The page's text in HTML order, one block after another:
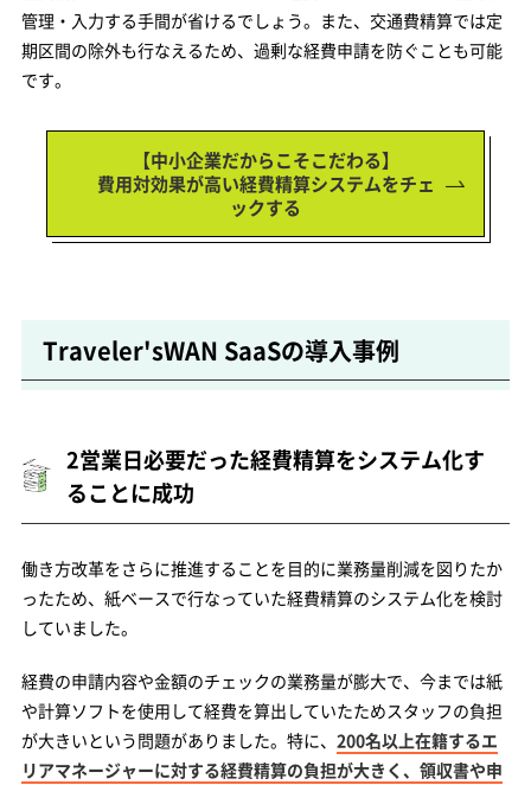
管理・入力する手間が省けるでしょう。また、交通費精算では定
期区間の除外も行なえるため、過剰な経費申請を防ぐことも可能
です。
【中小企業だからこそこだわる】
費用対効果が高い経費精算システムをチェ
ックする
Traveler'sWAN SaaSの導入事例
2営業日必要だった経費精算をシステム化す
ることに成功
働き方改革をさらに推進することを目的に業務量削減を図りたか
ったため、紙ベースで行なっていた経費精算のシステム化を検討
していました。
経費の申請内容や金額のチェックの業務量が膨大で、今までは紙
や計算ソフトを使用して経費を算出していたためスタッフの負担
が大きいという問題がありました。特に、 200名以上在籍するエ
リアマネージャーに対する経費精算の負担が大きく、領収書や申